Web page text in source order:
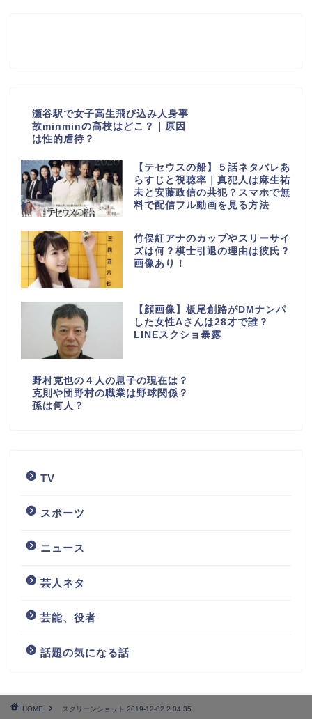
瀬谷駅で女子高生飛び込み人身事
故minminの高校はどこ？｜原因
は性的虐待？
【テセウスの船】５話ネタバレあ
らすじと視聴率｜真犯人は麻生祐
未と安藤政信の共犯？スマホで無
料で配信フル動画を見る方法
竹俣紅アナのカップやスリーサイ
ズは何？棋士引退の理由は彼氏？
画像あり！
【顔画像】板尾創路がDMナンパ
した女性Aさんは28才で誰？
LINEスクショ暴露
野村克也の４人の息子の現在は？
克則や団野村の職業は野球関係？
孫は何人？
TV
スポーツ
ニュース
芸人ネタ
芸能、役者
話題の気になる話
HOME スクリーンショット 2019-12-02 2.04.35